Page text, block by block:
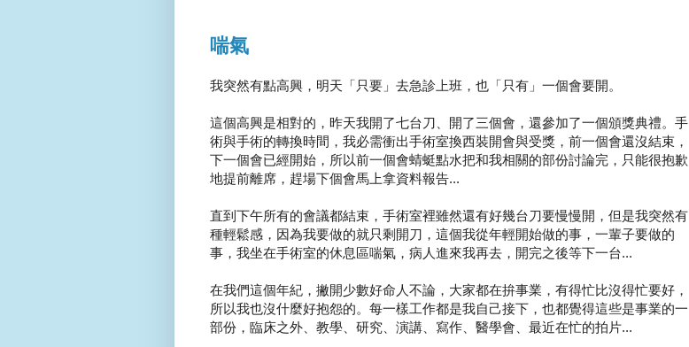
喘氣
我突然有點高興，明天「只要」去急診上班，也「只有」一個會要開。
這個高興是相對的，昨天我開了七台刀、開了三個會，還參加了一個頒獎典禮。手
術與手術的轉換時間，我必需衝出手術室換西裝開會與受獎，前一個會還沒結束，
下一個會已經開始，所以前一個會蜻蜓點水把和我相關的部份討論完，只能很抱歉
地提前離席，趕場下個會馬上拿資料報告...
直到下午所有的會議都結束，手術室裡雖然還有好幾台刀要慢慢開，但是我突然有
種輕鬆感，因為我要做的就只剩開刀，這個我從年輕開始做的事，一輩子要做的
事，我坐在手術室的休息區喘氣，病人進來我再去，開完之後等下一台...
在我們這個年紀，撇開少數好命人不論，大家都在拚事業，有得忙比沒得忙要好，
所以我也沒什麼好抱怨的。每一樣工作都是我自己接下，也都覺得這些是事業的一
部份，臨床之外、教學、研究、演講、寫作、醫學會、最近在忙的拍片...